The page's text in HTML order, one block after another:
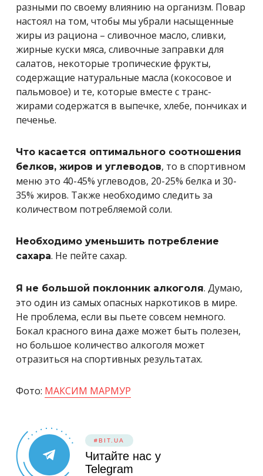
разными по своему влиянию на организм. Повар
настоял на том, чтобы мы убрали насыщенные
жиры из рациона – сливочное масло, сливки,
жирные куски мяса, сливочные заправки для
салатов, некоторые тропические фрукты,
содержащие натуральные масла (кокосовое и
пальмовое) и те, которые вместе с транс-
жирами содержатся в выпечке, хлебе, пончиках и
печенье.
Что касается оптимального соотношения
белков, жиров и углеводов, то в спортивном
меню это 40-45% углеводов, 20-25% белка и 30-
35% жиров. Также необходимо следить за
количеством потребляемой соли.
Необходимо уменьшить потребление
сахара. Не пейте сахар.
Я не большой поклонник алкоголя. Думаю,
это один из самых опасных наркотиков в мире.
Не проблема, если вы пьете совсем немного.
Бокал красного вина даже может быть полезен,
но большое количество алкоголя может
отразиться на спортивных результатах.
Фото: МАКСИМ МАРМУР
#BIT.UA
Читайте нас у
Telegram